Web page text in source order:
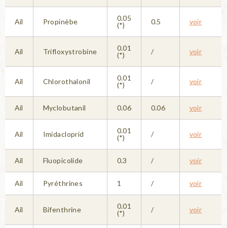
Ail Propinèbe
0.05
(*)
0.5 voir
Ail Trifloxystrobine
0.01
(*)
/ voir
Ail Chlorothalonil
0.01
(*)
/ voir
Ail Myclobutanil 0.06 0.06 voir
Ail Imidacloprid
0.01
(*)
/ voir
Ail Fluopicolide 0.3 / voir
Ail Pyréthrines 1 / voir
Ail Bifenthrine
0.01
(*)
/ voir